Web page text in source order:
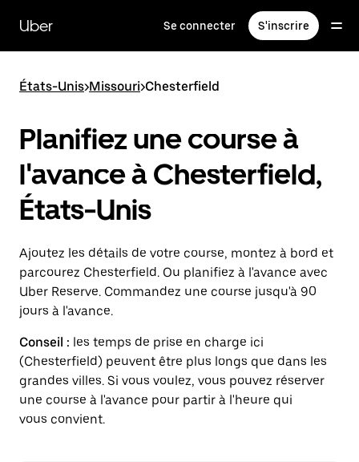
contenu
principal
Uber Se connecter S'inscrire
États-Unis>Missouri>Chesterfield
Planifiez une course à
l'avance à Chesterfield,
États-Unis
Ajoutez les détails de votre course, montez à bord et
parcourez Chesterfield. Ou planifiez à l'avance avec
Uber Reserve. Commandez une course jusqu'à 90
jours à l'avance.
Conseil : les temps de prise en charge ici
(Chesterfield) peuvent être plus longs que dans les
grandes villes. Si vous voulez, vous pouvez réserver
une course à l'avance pour partir à l'heure qui
vous convient.